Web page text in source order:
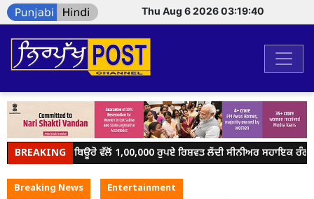
Thu Aug 6 2026 03:19:40
BREAKING
ਵਿਜੀਲੈਂਸ ਬਿਊਰੋ ਵੱਲੋਂ 1,00,000 ਰੁਪਏ ਰਿਸ਼ਵਤ ਲੈਂਦੀ ਸੀਨੀਅਰ ਸਹਾਇਕ ਰੰਗੇ
Breaking News Entertainment